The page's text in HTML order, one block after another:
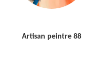
Artisan peintre 88